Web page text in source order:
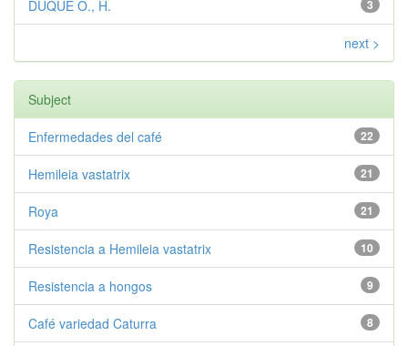
3
DUQUE O., H.
next >
Subject
22
Enfermedades del café
21
Hemileia vastatrix
21
Roya
10
Resistencia a Hemileia vastatrix
9
Resistencia a hongos
8
Café variedad Caturra